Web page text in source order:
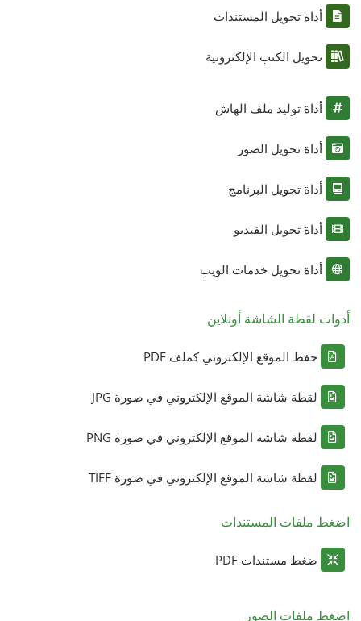
أداة تحويل المستندات
تحويل الكتب الإلكترونية
أداة توليد ملف الهاش
أداة تحويل الصور
أداة تحويل البرنامج
أداة تحويل الفيديو
أداة تحويل خدمات الويب
أدوات لقطة الشاشة أونلاين
حفظ الموقع الإلكتروني كملف PDF
لقطة شاشة الموقع الإلكتروني في صورة JPG
لقطة شاشة الموقع الإلكتروني في صورة PNG
لقطة شاشة الموقع الإلكتروني في صورة TIFF
اضغط ملفات المستندات
ضغط مستندات PDF
اضغط ملفات الصور